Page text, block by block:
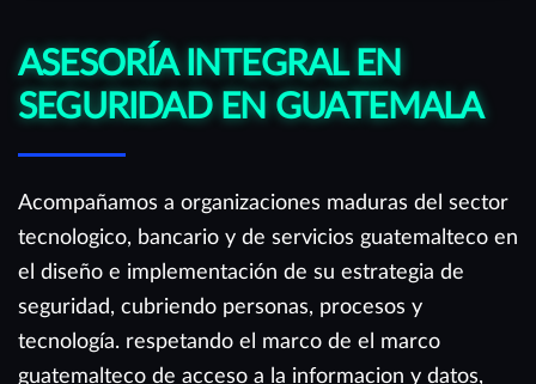
ASESORÍA INTEGRAL EN
SEGURIDAD EN GUATEMALA
Acompañamos a organizaciones maduras del sector
tecnologico, bancario y de servicios guatemalteco en
el diseño e implementación de su estrategia de
seguridad, cubriendo personas, procesos y
tecnología. respetando el marco de el marco
guatemalteco de acceso a la informacion y datos,